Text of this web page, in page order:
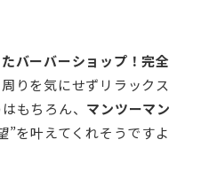
バーバーショップ！完全
りを気にせずリラックス
もちろん、 マンツーマン
”を叶えてくれそうですよ